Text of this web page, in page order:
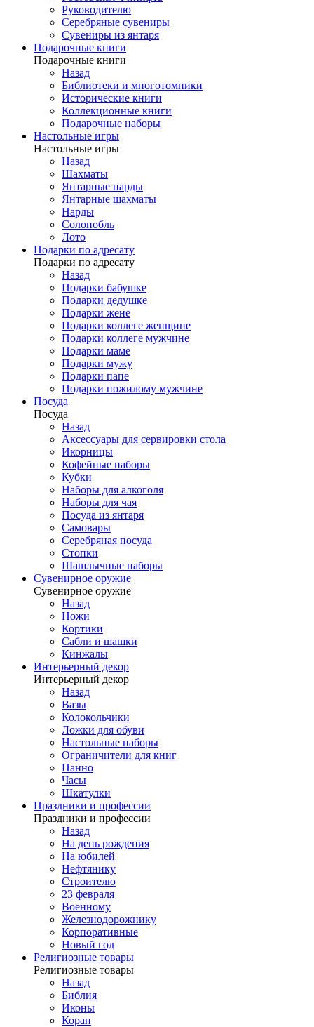
Руководителю
Серебряные сувениры
Сувениры из янтаря
Подарочные книги
Подарочные книги
Назад
Библиотеки и многотомники
Исторические книги
Коллекционные книги
Подарочные наборы
Настольные игры
Настольные игры
Назад
Шахматы
Янтарные нарды
Янтарные шахматы
Нарды
Солонобль
Лото
Подарки по адресату
Подарки по адресату
Назад
Подарки бабушке
Подарки дедушке
Подарки жене
Подарки коллеге женщине
Подарки коллеге мужчине
Подарки маме
Подарки мужу
Подарки папе
Подарки пожилому мужчине
Посуда
Посуда
Назад
Аксессуары для сервировки стола
Икорницы
Кофейные наборы
Кубки
Наборы для алкоголя
Наборы для чая
Посуда из янтаря
Самовары
Серебряная посуда
Стопки
Шашлычные наборы
Сувенирное оружие
Сувенирное оружие
Назад
Ножи
Кортики
Сабли и шашки
Кинжалы
Интерьерный декор
Интерьерный декор
Назад
Вазы
Колокольчики
Ложки для обуви
Настольные наборы
Ограничители для книг
Панно
Часы
Шкатулки
Праздники и профессии
Праздники и профессии
Назад
На день рождения
На юбилей
Нефтянику
Строителю
23 февраля
Военному
Железнодорожнику
Корпоративные
Новый год
Религиозные товары
Религиозные товары
Назад
Библия
Иконы
Коран